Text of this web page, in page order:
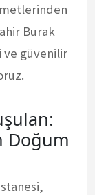
Burak
ve güvenilir
Doğum